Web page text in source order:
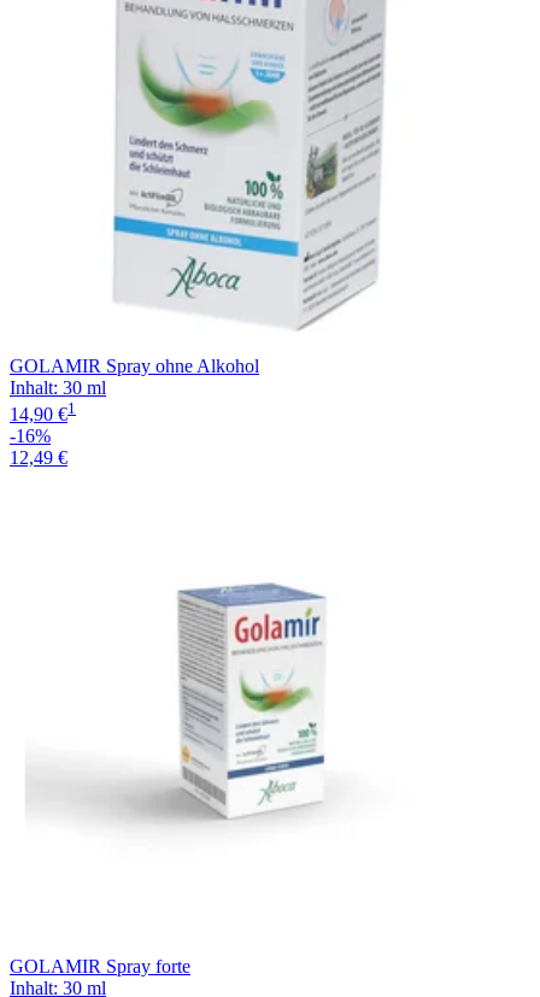
GOLAMIR Spray ohne Alkohol
Inhalt: 30 ml
14,90 €1
-16%
12,49 €
GOLAMIR Spray forte
Inhalt: 30 ml